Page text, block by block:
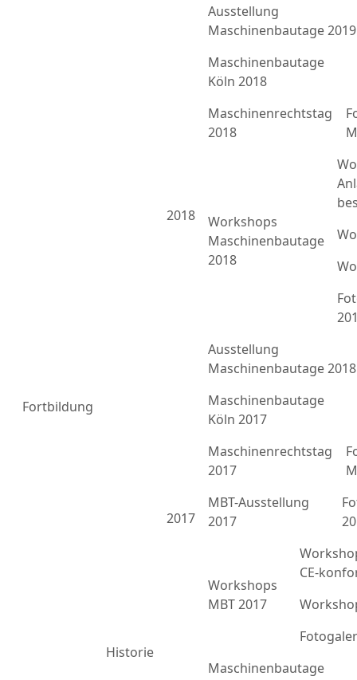
Fortbildung
Historie
Ausstellung
Maschinenbautage 2019
2018
Maschinenbautage
Köln 2018
Maschinenrechtstag
2018
Workshops
Maschinenbautage
2018
Ausstellung
Maschinenbautage 2018
2017
Maschinenbautage
Köln 2017
Maschinenrechtstag
2017
MBT-Ausstellung
2017
Workshops
MBT 2017
CE-
Maschinenbautage